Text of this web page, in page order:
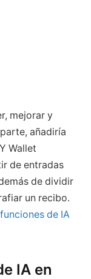
mejorar y
añadiría
Wallet
de entradas
de dividir
un recibo.
de IA
IA en